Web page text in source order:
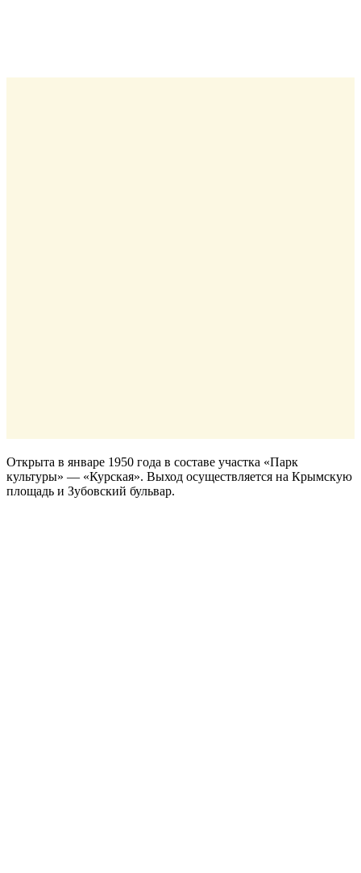
Открыта в январе 1950 года в составе участка «Парк
культуры» — «Курская». Выход осуществляется на Крымскую
площадь и Зубовский бульвар.